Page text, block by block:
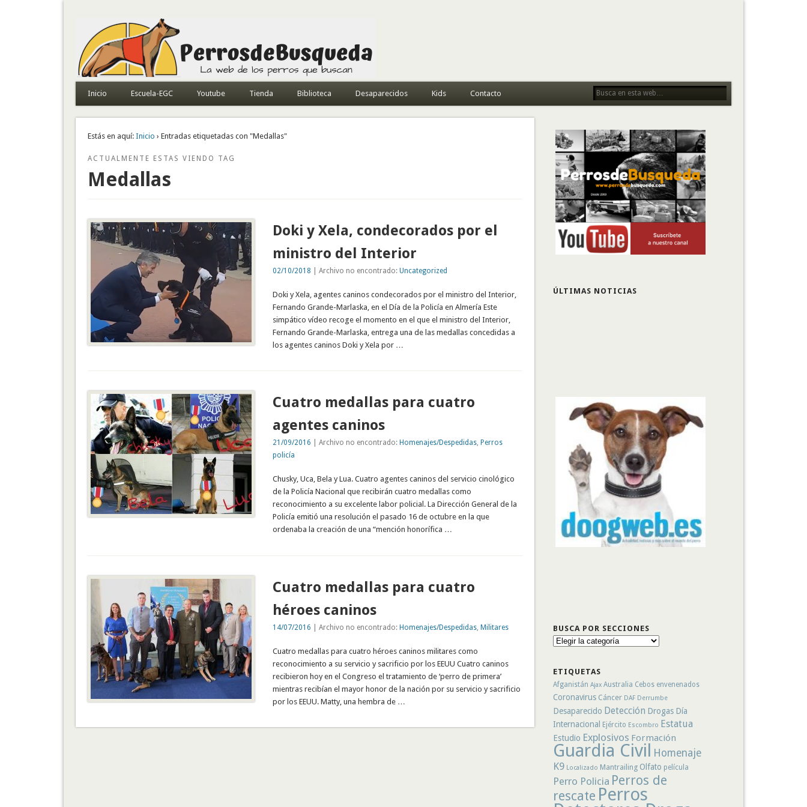
Todo sobre perros de búsqueda y detectores
Inicio Escuela-EGC Youtube Tienda Biblioteca Desaparecidos Kids Contacto
Estás en aquí: Inicio › Entradas etiquetadas con "Medallas"
ACTUALMENTE ESTAS VIENDO TAG
Medallas
Doki y Xela, condecorados por el
ministro del Interior
02/10/2018 | Archivo no encontrado:Uncategorized
Doki y Xela, agentes caninos condecorados por el ministro del Interior,
Fernando Grande-Marlaska, en el Día de la Policía en Almería Este
simpático vídeo recoge el momento en el que el ministro del Interior,
Fernando Grande-Marlaska, entrega una de las medallas concedidas a
los agentes caninos Doki y Xela por …
Cuatro medallas para cuatro
agentes caninos
21/09/2016 | Archivo no encontrado: Homenajes/Despedidas, Perros
policía
Chusky, Uca, Bela y Lua. Cuatro agentes caninos del servicio cinológico
de la Policía Nacional que recibirán cuatro medallas como
reconocimiento a su excelente labor policial. La Dirección General de la
Policía emitió una resolución el pasado 16 de octubre en la que
ordenaba la creación de una “mención honorífica …
Cuatro medallas para cuatro
héroes caninos
14/07/2016 | Archivo no encontrado:Homenajes/Despedidas ,Militares
Cuatro medallas para cuatro héroes caninos militares como
reconocimiento a su servicio y sacrificio por los EEUU Cuatro caninos
recibieron hoy en el Congreso el tratamiento de ‘perro de primera’
mientras recibían el mayor honor de la nación por su servicio y sacrificio
por los EEUU. Matty, una hembra de …
ÚLTIMAS NOTICIAS
BUSCA POR SECCIONES
Busca
ETIQUETAS
Afganistán Ajax Australia Cebos envenenados
Coronavirus Cáncer DAF Derrumbe
Desaparecido Detección Drogas Día
Internacional
Ejército Escombro Estatua
Estudio Explosivos Formación
Guardia Civil
Homenaje
K9 Localizado Mantrailing Olfato película
Perro Policia Perros de
rescate Perros